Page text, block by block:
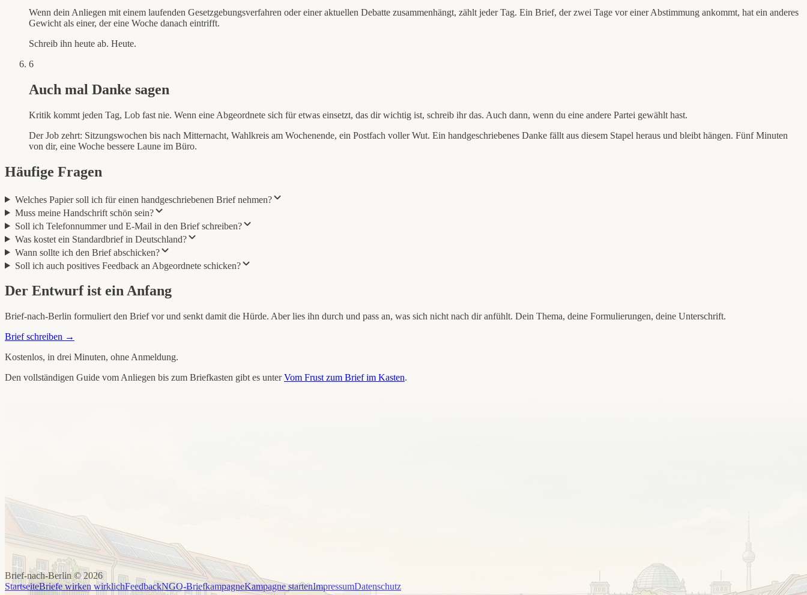
Wenn dein Anliegen mit einem laufenden Gesetzgebungsverfahren oder einer aktuellen Debatte zusammenhängt, zählt jeder Tag. Ein Brief, der zwei Tage vor einer Abstimmung ankommt, hat ein anderes
Gewicht als einer, der eine Woche danach eintrifft.
Schreib ihn heute ab. Heute.
6
Auch mal Danke sagen
Kritik kommt jeden Tag, Lob fast nie. Wenn eine Abgeordnete sich für etwas einsetzt, das dir wichtig ist, schreib ihr das. Auch dann, wenn du eine andere Partei gewählt hast.
Der Job zehrt: Sitzungswochen bis nach Mitternacht, Wahlkreis am Wochenende, ein Postfach voller Wut. Ein handgeschriebenes Danke fällt aus diesem Stapel heraus und bleibt hängen. Fünf Minuten
von dir, eine Woche bessere Laune im Büro.
Häufige Fragen
Welches Papier soll ich für einen handgeschriebenen Brief nehmen?
Muss meine Handschrift schön sein?
Soll ich Telefonnummer und E-Mail in den Brief schreiben?
Was kostet ein Standardbrief in Deutschland?
Wann sollte ich den Brief abschicken?
Soll ich auch positives Feedback an Abgeordnete schicken?
Der Entwurf ist ein Anfang
Brief-nach-Berlin formuliert den Brief vor und senkt damit die Hürde. Aber lies ihn durch und pass an, was sich nicht nach dir anfühlt. Dein Thema, deine Formulierungen, deine Unterschrift.
Brief schreiben →
Kostenlos, in drei Minuten, ohne Anmeldung.
Den vollständigen Guide vom Anliegen bis zum Briefkasten gibt es unter Vom Frust zum Brief im Kasten.
Brief-nach-Berlin ©2026
StartseiteBriefe wirken wirklichFeedbackNGO-BriefkampagneKampagne startenImpressumDatenschutz